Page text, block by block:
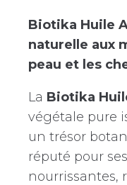
Biotika Huile
naturelle aux
peau et les
La Biotika
végétale pure
un trésor
réputé pour
nourrissantes,